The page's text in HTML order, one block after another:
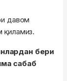
давом
қиламиз.
бери
сабаб